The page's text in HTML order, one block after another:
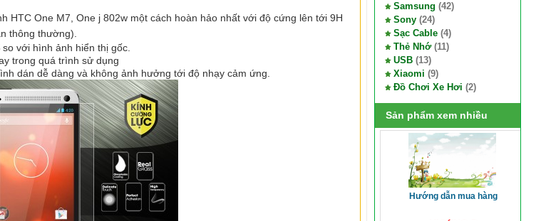
Samsung (42)
Sony (24)
Sạc Cable (4)
Thẻ Nhớ (11)
USB (13)
Xiaomi (9)
Đồ Chơi Xe Hơi (2)
Sản phẩm xem nhiều
hướng dẫn mua hàng
HTC One M7, One j 802w một cách hoàn hảo nhất với độ cứng lên tới 9H
thông thường).
với hình ảnh hiển thị gốc.
trong quá trình sử dụng
dán dễ dàng và không ảnh hưởng tới độ nhạy cảm ứng.